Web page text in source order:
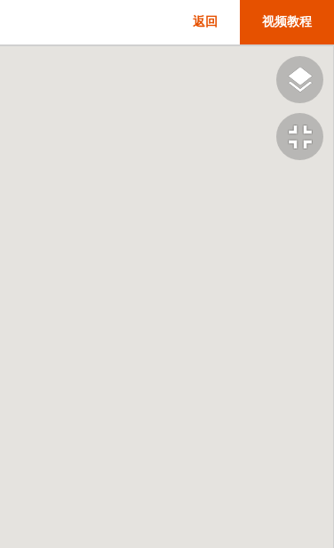
视频教程
返回
fullscreen_exit